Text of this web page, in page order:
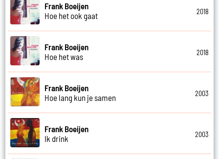
Frank Boeijen
Hoe het ook gaat
2018
Frank Boeijen
Hoe het was
2018
Frank Boeijen
Hoe lang kun je samen
2003
Frank Boeijen
Ik drink
2003